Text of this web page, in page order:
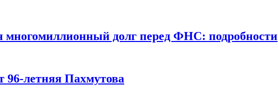
долг перед ФНС: подробности
96-летняя Пахмутова